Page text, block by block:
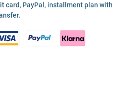
card, PayPal, installment plan with